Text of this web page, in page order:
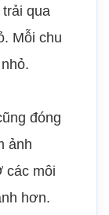
qua
Mỗi chu
đóng
ảnh
các môi
hơn.